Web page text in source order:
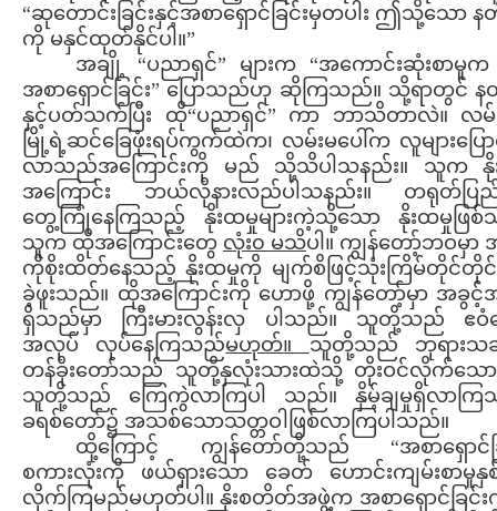
“ဆုတောင်းခြင်းနှင့်အစာရှောင်ခြင်းမှတပါး ဤသို့သော န
ကို မနှင်ထုတ်နိုင်ပါ။”
အချို့ “ပညာရှင်” များက “အကောင်းဆုံးစာမူက
အစာရှောင်ခြင်း” ပြောသည်ဟု ဆိုကြသည်။ သို့ရာတွင်
နှင့်ပတ်သက်ပြီး ထို“ပညာရှင်” ကာ ဘာသိတာလဲ။ လမ်
မြို့ရဲ့ဆင်ခြေဖုံးရပ်ကွက်ထဲက၊ လမ်းမပေါ်က လူများပြေ
လာသည်အကြောင်းကို မည် သို့သိပါသနည်း။ သူက နို
အကြောင်း ဘယ်လိုနားလည်ပါသနည်း။ တရုတ်ပြ
တွေ့ကြုံနေကြသည့် နိုးထမှုများကဲ့သို့သော နိုးထမှုဖြစ်
သူက ထိုအကြောင်းတွေ လုံး၀ မသိပါ။ ကျွန်တော့်ဘဝမှာ
ကိုစိုးထိတ်နေသည့် နိုးထမှုကို မျက်စိဖြင့်သုံးကြိမ်တိုင်တိုင်
ခဲ့ဖူးသည်။ ထိုအကြောင်းကို ဟောဖို့ ကျွန်တော့်မှာ အခွင့်
ရှိသည်မှာ ကြီးမားလွန်းလှ ပါသည်။ သူတို့သည် ဧဝံ
အလုပ် လုပ်နေကြသည်မဟုတ်။ သူတို့သည် ဘုရားသ
တန်ခိုးတော်သည် သူတို့နှလုံးသားထဲသို့ တိုးဝင်လိုက်သော
သူတို့သည် ကြေကွဲလာကြပါ သည်။ နှိမ့်ချမှုရှိလာကြ
ခရစ်တော်၌ အသစ်သောသတ္တဝါဖြစ်လာကြပါသည်။
ထို့ကြောင့် ကျွန်တော်တို့သည် “အစာရှောင်ခြ
စကားလုံးကို ဖယ်ရှားသော ခေတ် ဟောင်းကျမ်းစာမူ
လိုက်ကြမည်မဟုတ်ပါ။ နိုးစတိတ်အဖွဲ့က အစာရှောင်ခြင်